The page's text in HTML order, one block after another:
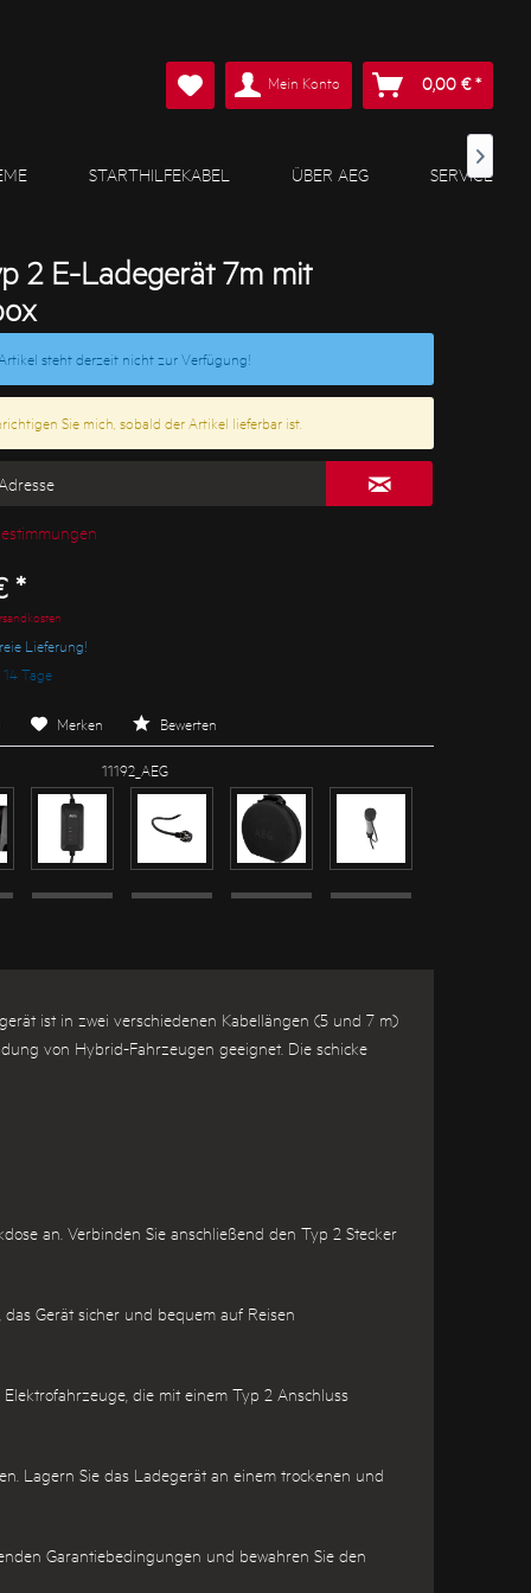
Mein Konto 0,00 € *
STARTHILFEKABEL ÜBER AEG SERVICE

2 E-Ladegerät 7m mit
steht derzeit nicht zur Verfügung!
Sie mich, sobald der Artikel lieferbar ist.
*
Lieferung!
Tage
Merken Bewerten
11192_AEG
ist in zwei verschiedenen Kabellängen (5 und 7 m)
von Hybrid-Fahrzeugen geeignet. Die schicke
an. Verbinden Sie anschließend den Typ 2 Stecker
Gerät sicher und bequem auf Reisen
die mit einem Typ 2 Anschluss
Lagern Sie das Ladegerät an einem trockenen und
Garantiebedingungen und bewahren Sie den